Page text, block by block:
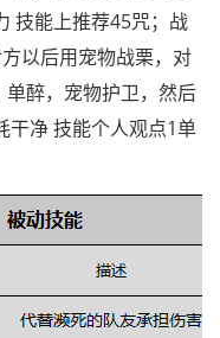
技能上推荐45咒；战
以后用宠物战栗，对
醉，宠物护卫，然后
干净 技能个人观点1单